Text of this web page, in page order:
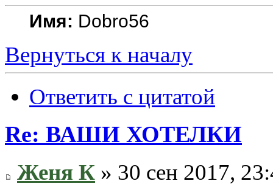
Имя: Dobro56
Вернуться к началу
Ответить с цитатой
Re: ВАШИ ХОТЕЛКИ
Женя К » 30 сен 2017,